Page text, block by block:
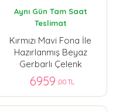
Aynı Gün Tam Saat
Teslimat
Kırmızı Mavi Fona İle
Hazırlanmış Beyaz
Gerbarlı Çelenk
6959 ,00 TL